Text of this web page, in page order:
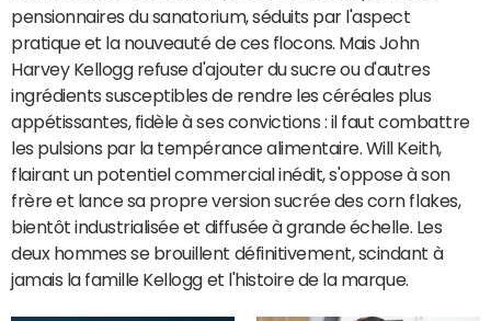
pensionnaires du sanatorium, séduits par l'aspect
pratique et la nouveauté de ces flocons. Mais John
Harvey Kellogg refuse d'ajouter du sucre ou d'autres
ingrédients susceptibles de rendre les céréales plus
appétissantes, fidèle à ses convictions : il faut combattre
les pulsions par la tempérance alimentaire. Will Keith,
flairant un potentiel commercial inédit, s'oppose à son
frère et lance sa propre version sucrée des corn flakes,
bientôt industrialisée et diffusée à grande échelle. Les
deux hommes se brouillent définitivement, scindant à
jamais la famille Kellogg et l'histoire de la marque.